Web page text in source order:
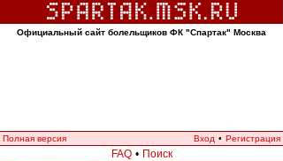
Официальный сайт болельщиков ФК "Спартак" Москва
Полная версия Вход • Регистрация
FAQ • Поиск